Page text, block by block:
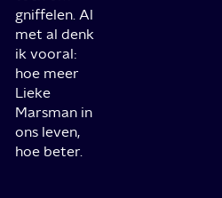
gniffelen. Al
met al denk
ik vooral:
hoe meer
Lieke
Marsman in
ons leven,
hoe beter.